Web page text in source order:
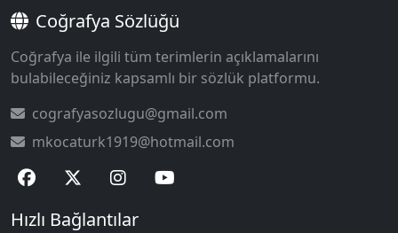
Coğrafya Sözlüğü
Coğrafya ile ilgili tüm terimlerin açıklamalarını
bulabileceğiniz kapsamlı bir sözlük platformu.
cografyasozlugu@gmail.com
mkocaturk1919@hotmail.com
Hızlı Bağlantılar